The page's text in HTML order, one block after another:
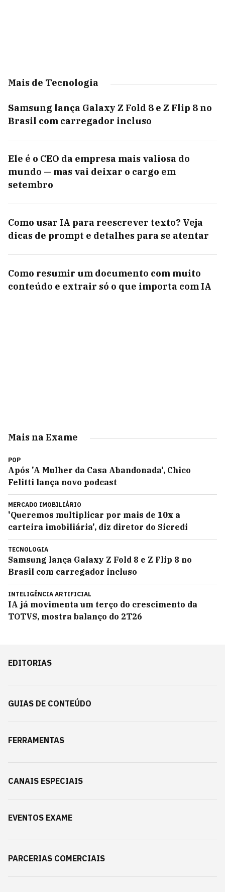
Mais de Tecnologia
Samsung lança Galaxy Z Fold 8 e Z Flip 8 no
Brasil com carregador incluso
Ele é o CEO da empresa mais valiosa do
mundo — mas vai deixar o cargo em
setembro
Como usar IA para reescrever texto? Veja
dicas de prompt e detalhes para se atentar
Como resumir um documento com muito
conteúdo e extrair só o que importa com IA
Mais na Exame
POP
Após 'A Mulher da Casa Abandonada', Chico
Felitti lança novo podcast
MERCADO IMOBILIÁRIO
'Queremos multiplicar por mais de 10x a
carteira imobiliária', diz diretor do Sicredi
TECNOLOGIA
Samsung lança Galaxy Z Fold 8 e Z Flip 8 no
Brasil com carregador incluso
INTELIGÊNCIA ARTIFICIAL
IA já movimenta um terço do crescimento da
TOTVS, mostra balanço do 2T26
EDITORIAS
GUIAS DE CONTEÚDO
FERRAMENTAS
CANAIS ESPECIAIS
EVENTOS EXAME
PARCERIAS COMERCIAIS